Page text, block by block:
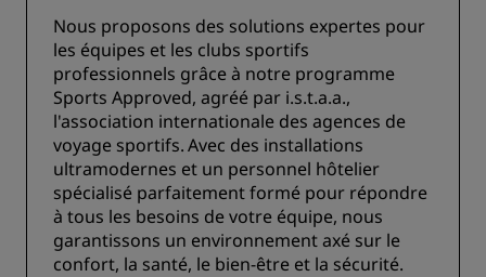
Nous proposons des solutions expertes pour
les équipes et les clubs sportifs
professionnels grâce à notre programme
Sports Approved, agréé par i.s.t.a.a.,
l'association internationale des agences de
voyage sportifs. Avec des installations
ultramodernes et un personnel hôtelier
spécialisé parfaitement formé pour répondre
à tous les besoins de votre équipe, nous
garantissons un environnement axé sur le
confort, la santé, le bien-être et la sécurité.